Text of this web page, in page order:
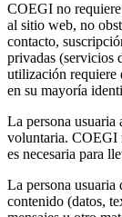
COEGI no requiere
al sitio web, no
contacto,
privadas (servicios
utilización requiere
en su mayoría
La persona usuaria
voluntaria. COEGI
es necesaria para
La persona
contenido (datos,